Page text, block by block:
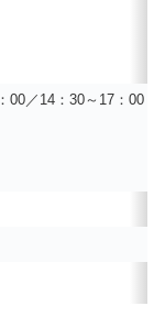
00／14：30～17：00